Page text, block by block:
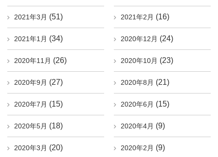
2021年3月 (51) 2021年2月 (16)
2021年1月 (34) 2020年12月 (24)
2020年11月 (26) 2020年10月 (23)
2020年9月 (27) 2020年8月 (21)
2020年7月 (15) 2020年6月 (15)
2020年5月 (18) 2020年4月 (9)
2020年3月 (20) 2020年2月 (9)